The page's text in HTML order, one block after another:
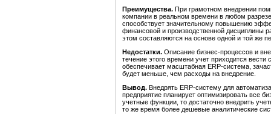
Преимущества. При грамотном внедрении
компании в реальном времени в любом
способствует значительному повышению
финансовой и производственной дисциплины
этом составляются на основе одной и той же
Недостатки. Описание бизнес-процессов и
течение этого времени учет приходится
обеспечивает масштабная ERP-система,
будет меньше, чем расходы на внедрение.
Вывод. Внедрять ERP-систему для
предприятие планирует оптимизировать все
учетные функции, то достаточно внедрить
то же время более дешевые аналитические